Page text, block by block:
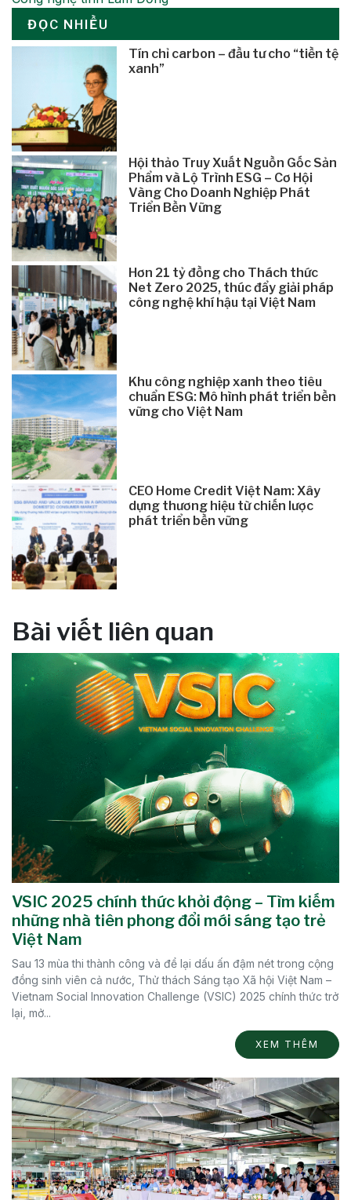
ĐỌC NHIỀU
Tín chỉ carbon – đầu tư cho “tiền tệ
xanh”
Hội thảo Truy Xuất Nguồn Gốc Sản
Phẩm và Lộ Trình ESG – Cơ Hội
Vàng Cho Doanh Nghiệp Phát
Triển Bền Vững
Hơn 21 tỷ đồng cho Thách thức
Net Zero 2025, thúc đẩy giải pháp
công nghệ khí hậu tại Việt Nam
Khu công nghiệp xanh theo tiêu
chuẩn ESG: Mô hình phát triển bền
vững cho Việt Nam
CEO Home Credit Việt Nam: Xây
dựng thương hiệu từ chiến lược
phát triển bền vững
Bài viết liên quan
VSIC 2025 chính thức khởi động – Tìm kiếm
những nhà tiên phong đổi mới sáng tạo trẻ
Việt Nam
Sau 13 mùa thi thành công và để lại dấu ấn đậm nét trong cộng
đồng sinh viên cả nước, Thử thách Sáng tạo Xã hội Việt Nam –
Vietnam Social Innovation Challenge (VSIC) 2025 chính thức trở
lại, mở...
XEM THÊM